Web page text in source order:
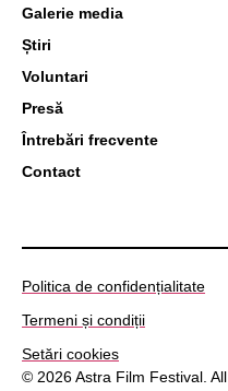
Galerie media
Știri
Voluntari
Presă
Întrebări frecvente
Contact
Politica de confidențialitate
Termeni și condiții
Setări cookies
© 2026 Astra Film Festival.